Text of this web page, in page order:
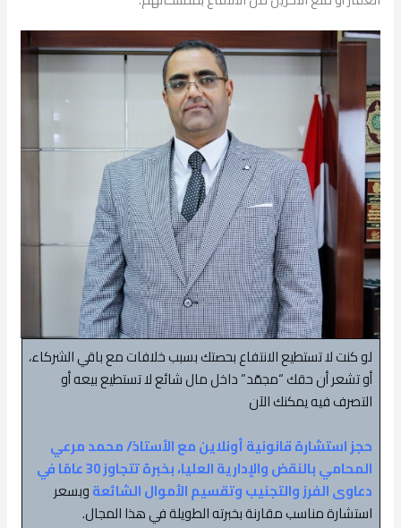
لو كنت لا تستطيع الانتفاع بحصتك بسبب خلافات مع باقي الشركاء،
أو تشعر أن حقك “مجمّد” داخل مال شائع لا تستطيع بيعه أو
التصرف فيه يمكنك الآن
حجز استشارة قانونية أونلاين مع الأستاذ/ محمد مرعي
المحامي بالنقض والإدارية العليا، بخبرة تتجاوز 30 عامًا في
دعاوى الفرز والتجنيب وتقسيم الأموال الشائعةوبسعر
استشارة مناسب مقارنة بخبرته الطويلة في هذا المجال.